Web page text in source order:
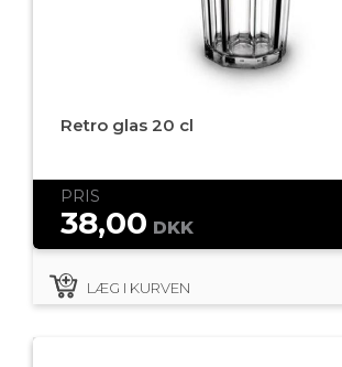
Retro glas 20 cl
PRIS
38,00 DKK
LÆG I KURVEN